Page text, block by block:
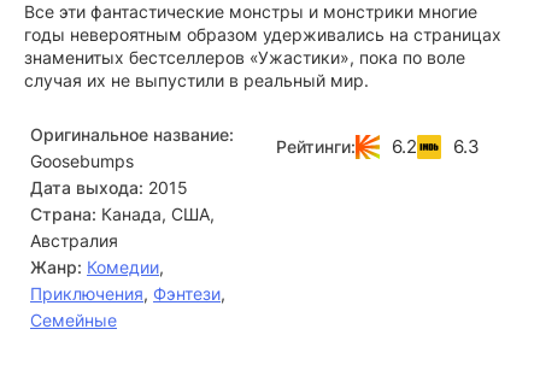
Все эти фантастические монстры и монстрики многие
годы невероятным образом удерживались на страницах
знаменитых бестселлеров «Ужастики», пока по воле
случая их не выпустили в реальный мир.
Оригинальное название:
Goosebumps
Дата выхода: 2015
Страна: Канада, США,
Австралия
Жанр: Комедии,
Приключения, Фэнтези,
Семейные
Рейтинги: 6.2 6.3